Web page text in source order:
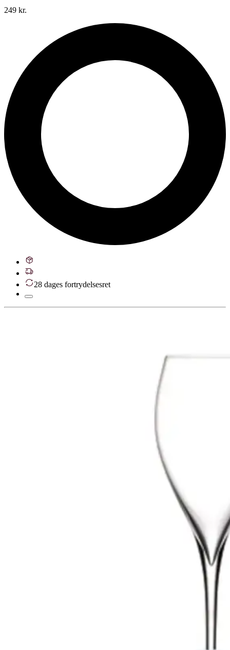
249 kr.
28 dages fortrydelsesret